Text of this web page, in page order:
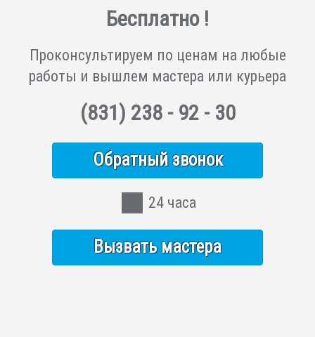
Бесплатно !
Проконсультируем по ценам на любые
работы и вышлем мастера или курьера
(831) 238 - 92 - 30
Обратный звонок
24 часа
Вызвать мастера